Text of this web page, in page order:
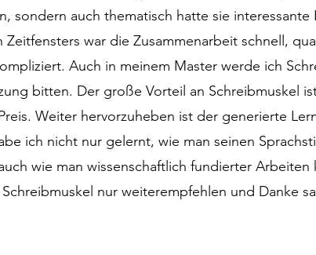
sondern auch thematisch hatte sie interessante
Zeitfensters war die Zusammenarbeit schnell,
Auch in meinem Master werde ich
bitten. Der große Vorteil an Schreibmuskel
Weiter hervorzuheben ist der generierte
ich nicht nur gelernt, wie man seinen
wie man wissenschaftlich fundierter Arbeiten
nur weiterempfehlen und Danke